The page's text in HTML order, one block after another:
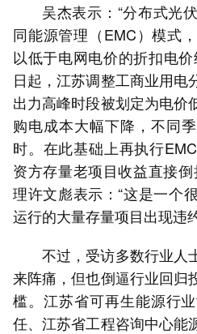
吴杰表示：“分布式光
同能源管理（EMC）模式
以低于电网电价的折扣电
日起，江苏调整工商业用电
出力高峰时段被划定为电价
购电成本大幅下降，不同
时。在此基础上再执行
资方存量老项目收益直接
理许文彪表示：“这是一个
运行的大量存量项目出现违
不过，受访多数行业人
来阵痛，但也倒逼行业回归
槛。江苏省可再生能源行
任、江苏省工程咨询中心能